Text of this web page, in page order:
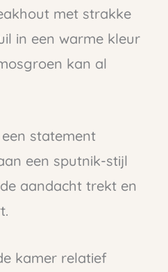
met strakke
in een warme kleur
kan al
statement
een sputnik-stijl
aandacht trekt en
kamer relatief